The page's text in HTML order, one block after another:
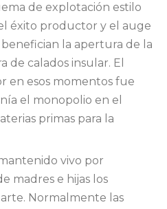
de explotación estilo
el éxito productor y el auge
la apertura de la
de calados insular. El
en esos momentos fue
el monopolio en el
primas para la
vivo por
madres e hijas los
Normalmente las